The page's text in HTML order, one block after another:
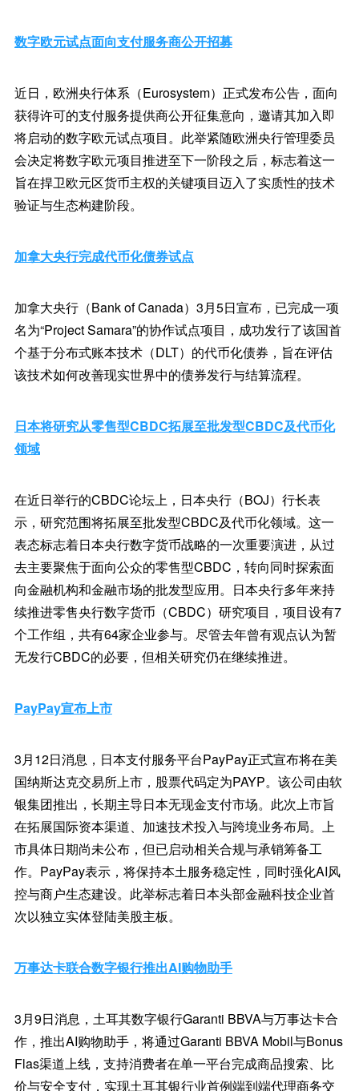
数字欧元试点面向支付服务商公开招募
近日，欧洲央行体系（Eurosystem）正式发布公告，面向
获得许可的支付服务提供商公开征集意向，邀请其加入即
将启动的数字欧元试点项目。此举紧随欧洲央行管理委员
会决定将数字欧元项目推进至下一阶段之后，标志着这一
旨在捍卫欧元区货币主权的关键项目迈入了实质性的技术
验证与生态构建阶段。
加拿大央行完成代币化债券试点
加拿大央行（Bank of Canada）3月5日宣布，已完成一项
名为“Project Samara”的协作试点项目，成功发行了该国首
个基于分布式账本技术（DLT）的代币化债券，旨在评估
该技术如何改善现实世界中的债券发行与结算流程。
日本将研究从零售型CBDC拓展至批发型CBDC及代币化
领域
在近日举行的CBDC论坛上，日本央行（BOJ）行长表
示，研究范围将拓展至批发型CBDC及代币化领域。这一
表态标志着日本央行数字货币战略的一次重要演进，从过
去主要聚焦于面向公众的零售型CBDC，转向同时探索面
向金融机构和金融市场的批发型应用。日本央行多年来持
续推进零售央行数字货币（CBDC）研究项目，项目设有7
个工作组，共有64家企业参与。尽管去年曾有观点认为暂
无发行CBDC的必要，但相关研究仍在继续推进。
PayPay宣布上市
3月12日消息，日本支付服务平台PayPay正式宣布将在美
国纳斯达克交易所上市，股票代码定为PAYP。该公司由软
银集团推出，长期主导日本无现金支付市场。此次上市旨
在拓展国际资本渠道、加速技术投入与跨境业务布局。上
市具体日期尚未公布，但已启动相关合规与承销筹备工
作。PayPay表示，将保持本土服务稳定性，同时强化AI风
控与商户生态建设。此举标志着日本头部金融科技企业首
次以独立实体登陆美股主板。
万事达卡联合数字银行推出AI购物助手
3月9日消息，土耳其数字银行Garanti BBVA与万事达卡合
作，推出AI购物助手，将通过Garanti BBVA Mobil与Bonus
Flas渠道上线，支持消费者在单一平台完成商品搜索、比
价与安全支付，实现土耳其银行业首例端到端代理商务交